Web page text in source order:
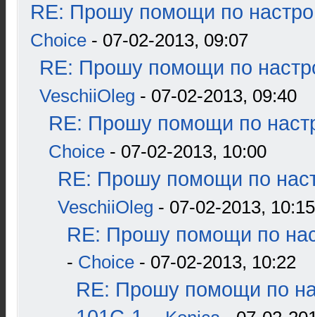
RE: Прошу помощи по
Choice - 07-02-2013, 09:07
RE: Прошу помощи по
VeschiiOleg - 07-02-2013, 09:40
RE: Прошу помощи по
Choice - 07-02-2013, 10:00
RE: Прошу помощи по
VeschiiOleg - 07-02-2013, 10:15
RE: Прошу помощи по
- Choice - 07-02-2013, 10:22
RE: Прошу помощи по